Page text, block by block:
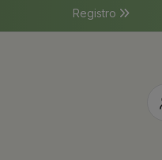
Registro